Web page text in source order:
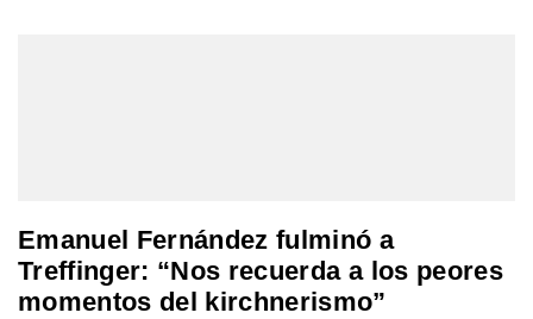
Emanuel Fernández fulminó a
Treffinger: “Nos recuerda a los peores
momentos del kirchnerismo”